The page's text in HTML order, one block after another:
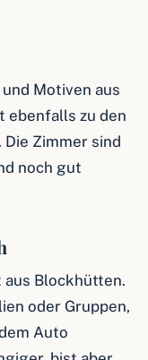
Motiven aus
ebenfalls zu den
Zimmer sind
noch gut
aus Blockhütten.
oder Gruppen,
Auto